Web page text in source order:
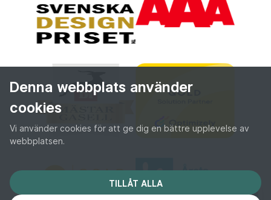
Denna webbplats använder
cookies
Vi använder cookies för att ge dig en bättre upplevelse av
webbplatsen.
TILLÅT ALLA